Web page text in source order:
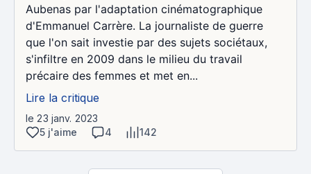
Aubenas par l'adaptation cinématographique
d'Emmanuel Carrère. La journaliste de guerre
que l'on sait investie par des sujets sociétaux,
s'infiltre en 2009 dans le milieu du travail
précaire des femmes et met en...
Lire la critique
le 23 janv. 2023
5 j'aime
4 142